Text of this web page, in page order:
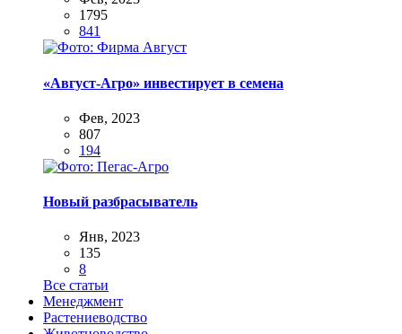
1795
841
«Август-Агро» инвестирует в семена
Фев, 2023
807
194
Новый разбрасыватель
Янв, 2023
135
8
Все статьи
Менеджмент
Растениеводство